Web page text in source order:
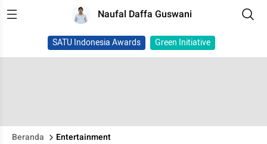
Naufal Daffa Guswani
SATU Indonesia Awards Green Initiative
Beranda Entertainment